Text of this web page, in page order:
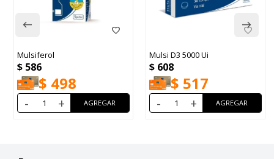
Mulsiferol
$ 586
$ 498
- +
Mulsi D3 5000 Ui
$ 608
$ 517
- +